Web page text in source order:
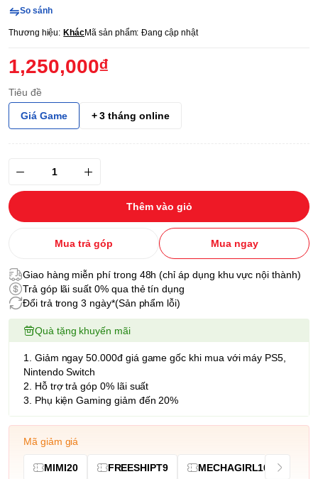
So sánh
Thương hiệu: KhácMã sản phẩm: Đang cập nhật
1,250,000₫
Tiêu đề
Giá Game + 3 tháng online
Thêm vào giỏ
Mua trả góp Mua ngay
Giao hàng miễn phí trong 48h (chỉ áp dụng khu vực nội thành)
Trả góp lãi suất 0% qua thẻ tín dụng
Đổi trả trong 3 ngày*(Sản phẩm lỗi)
Quà tặng khuyến mãi
1. Giảm ngay 50.000đ giá game gốc khi mua với máy PS5,
Nintendo Switch
2. Hỗ trợ trả góp 0% lãi suất
3. Phụ kiện Gaming giảm đến 20%
Mã giảm giá
MIMI20 FREESHIPT9 MECHAGIRL10